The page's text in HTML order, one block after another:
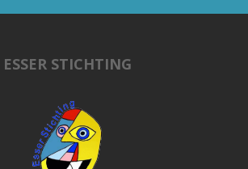
ESSER STICHTING